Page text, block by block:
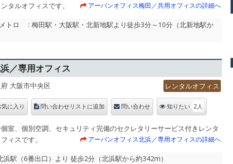
タルオフィスです。
アーバンオフィス梅田／共用オフィスの詳細へ
トロ : 梅田駅・大阪駅・北新地駅より徒歩3分～10分（北新地駅か
／専用オフィス
大阪市中央区 レンタルオフィス
気に入り 問い合わせリストに追加 問い合わせ 知りたい 2人
室、個別空調、セキュリティ完備のセクレタリーサービス付きレンタ
ィスです。
アーバンオフィス北浜／専用オフィスの詳細へ
駅（6番出口）より 徒歩2分（北浜駅から約342m）